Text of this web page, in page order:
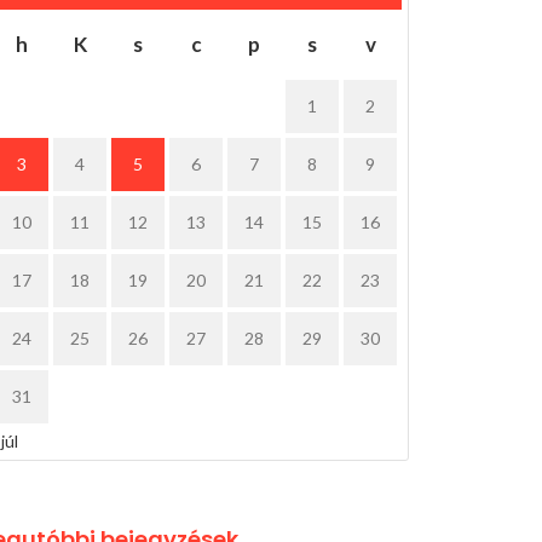
h K s c p s v
1 2
3 4 5 6 7 8 9
10 11 12 13 14 15 16
17 18 19 20 21 22 23
24 25 26 27 28 29 30
31